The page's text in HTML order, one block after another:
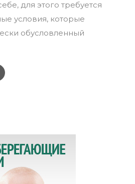
для этого требуется
условия, которые
обусловленный